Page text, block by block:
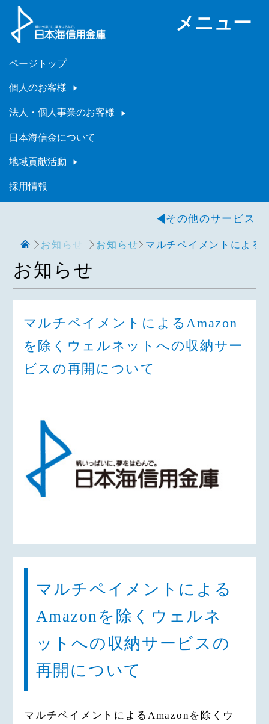
メニュー
ページトップ
個人のお客様
法人・個人事業のお客様
日本海信金について
地域貢献活動
採用情報
その他のサービス
お知らせ お知らせ マルチペイメントによる
お知らせ
マルチペイメントによるAmazon
を除くウェルネットへの収納サー
ビスの再開について
マルチペイメントによる
Amazonを除くウェルネ
ットへの収納サービスの
再開について
マルチペイメントによるAmazonを除くウ